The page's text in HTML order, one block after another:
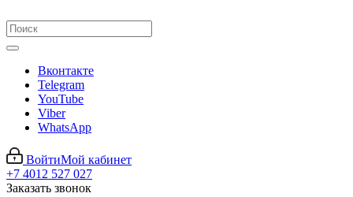
Вконтакте
Telegram
YouTube
Viber
WhatsApp
ВойтиМой кабинет
+7 4012 527 027
Заказать звонок